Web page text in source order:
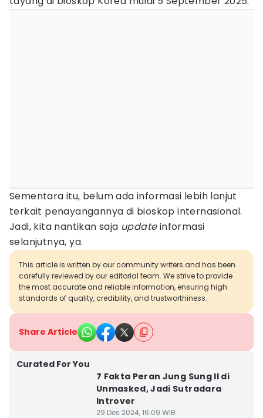
Sementara itu, belum ada informasi lebih lanjut
terkait penayangannya di bioskop internasional.
Jadi, kita nantikan saja updateinformasi
selanjutnya, ya.
This article is written by our community writers and has been
carefully reviewed by our editorial team. We strive to provide
the most accurate and reliable information, ensuring high
standards of quality, credibility, and trustworthiness.
Share Article
Curated For You
7 Fakta Peran Jung Sung Il di
Unmasked, Jadi Sutradara
Introver
29 Des 2024, 16:09 WIB